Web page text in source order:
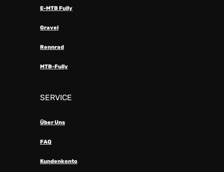
E-MTB Fully
Gravel
Rennrad
MTB-Fully
SERVICE
Über Uns
FAQ
Kundenkonto